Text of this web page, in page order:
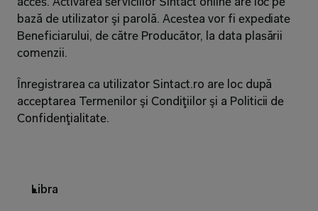
acces. Activarea serviciilor Sintact online are loc pe
bază de utilizator şi parolă. Acestea vor fi expediate
Beneficiarului, de către Producător, la data plasării
comenzii.
Ȋnregistrarea ca utilizator Sintact.ro are loc după
acceptarea Termenilor şi Condiţiilor şi a Politicii de
Confidenţialitate.
Libra